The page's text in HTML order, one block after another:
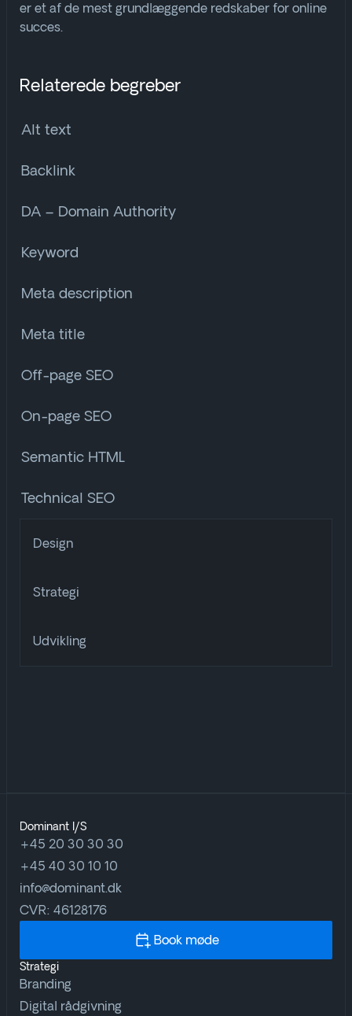
Design
Strategi
Udvikling
er et af de mest grundlæggende redskaber for online
succes.
Relaterede begreber
Alt text
Backlink
DA – Domain Authority
Keyword
Meta description
Meta title
Off-page SEO
On-page SEO
Semantic HTML
Technical SEO
Dominant I/S
+45 20 30 30 30
+45 40 30 10 10
info@dominant.dk
CVR: 46128176
Book møde
Strategi
Branding
Digital rådgivning